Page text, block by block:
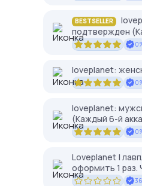
BESTSELLER
подтвержден
loveplanet:
loveplanet:
(Каждый 6-й
Loveplanet |
оформить 1 раз.